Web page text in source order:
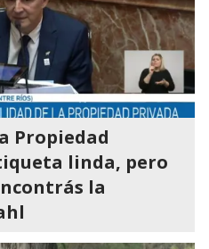
Propiedad
linda, pero
la